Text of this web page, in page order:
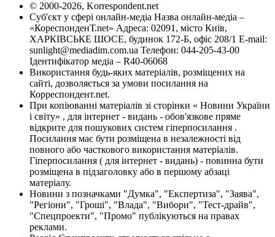
© 2000-2026, Korrespondent.net
Суб'єкт у сфері онлайн-медіа Назва онлайн-медіа –
«КореспонденТ.net» Адреса: 02091, місто Київ,
ХАРКІВСЬКЕ ШОСЕ, будинок 172-Б, офіс 208/1 E-mail:
sunlight@mediadim.com.ua Телефон: 044-205-43-00
Ідентифікатор медіа – R40-06068
Використання будь-яких матеріалів, розміщених на
сайті, дозволяється за умови посилання на
Корреспондент.net.
При копіюванні матеріалів зі сторінки « Новини України
і світу» , для інтернет - видань - обов'язкове пряме
відкрите для пошукових систем гіперпосилання .
Посилання має бути розміщена в незалежності від
повного або часткового використання матеріалів.
Гіперпосилання ( для інтернет - видань) - повинна бути
розміщена в підзаголовку або в першому абзаці
матеріалу.
Новини з позначками "Думка", "Експертиза", "Заява",
"Регіони", "Гроші", "Влада", "Вибори", "Тест-драйв",
"Спецпроекти", "Промо" публікуються на правах
реклами.